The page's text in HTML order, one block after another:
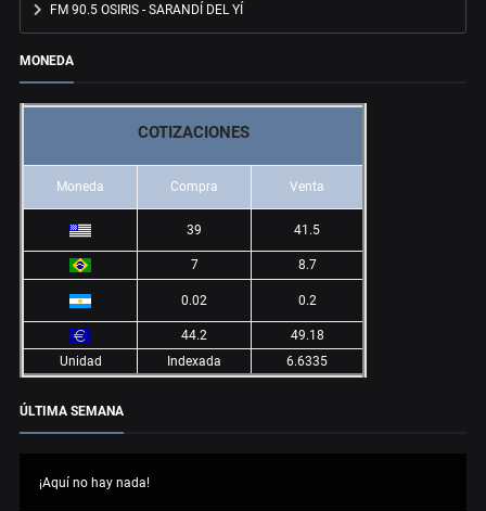
FM 90.5 OSIRIS - SARANDÍ DEL YÍ
MONEDA
COTIZACIONES
Moneda Compra Venta
39 41.5
7 8.7
0.02 0.2
44.2
49.18
Unidad
Indexada 6.6335
ÚLTIMA SEMANA
¡Aquí no hay nada!